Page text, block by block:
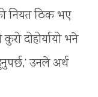
नियत ठिक भए
दोहोर्यायो भने
उनले अर्थ